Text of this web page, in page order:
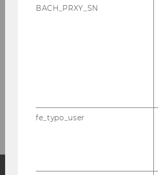
Location
Contact
BACH_PRXY_SN
fe_typo_user